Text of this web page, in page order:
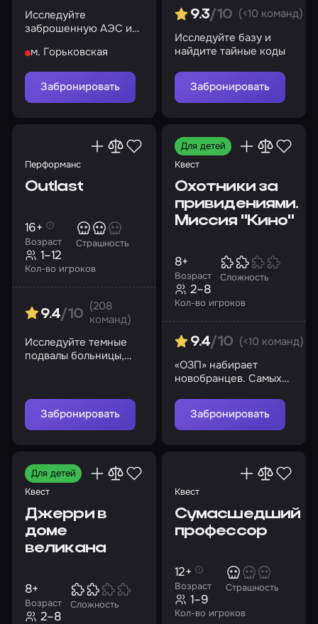
Исследуйте
заброшенную АЭС и
м. Горьковская
Забронировать
9.3/10 (<10 команд)
Исследуйте базу и
найдите тайные коды
Забронировать
Перформанс
Outlast
Возраст
16+
Страшность
Кол-во игроков
1–12
9.4/10
(208
команд)
Исследуйте темные
подвалы больницы,
Забронировать
Для детей
Квест
Охотники за
привидениями.
Миссия "Кино"
Возраст
8+
Сложность
Кол-во игроков
2–8
9.4/10 (<10 команд)
«ОЗП» набирает
новобранцев. Самых
сообразительных и
нестандартно мыслящих
Забронировать
Для детей
Квест
Джерри в
доме
великана
Возраст
8+
Сложность
2–8
Квест
Сумасшедший
профессор
Возраст
12+
Страшность
Кол-во игроков
1–9